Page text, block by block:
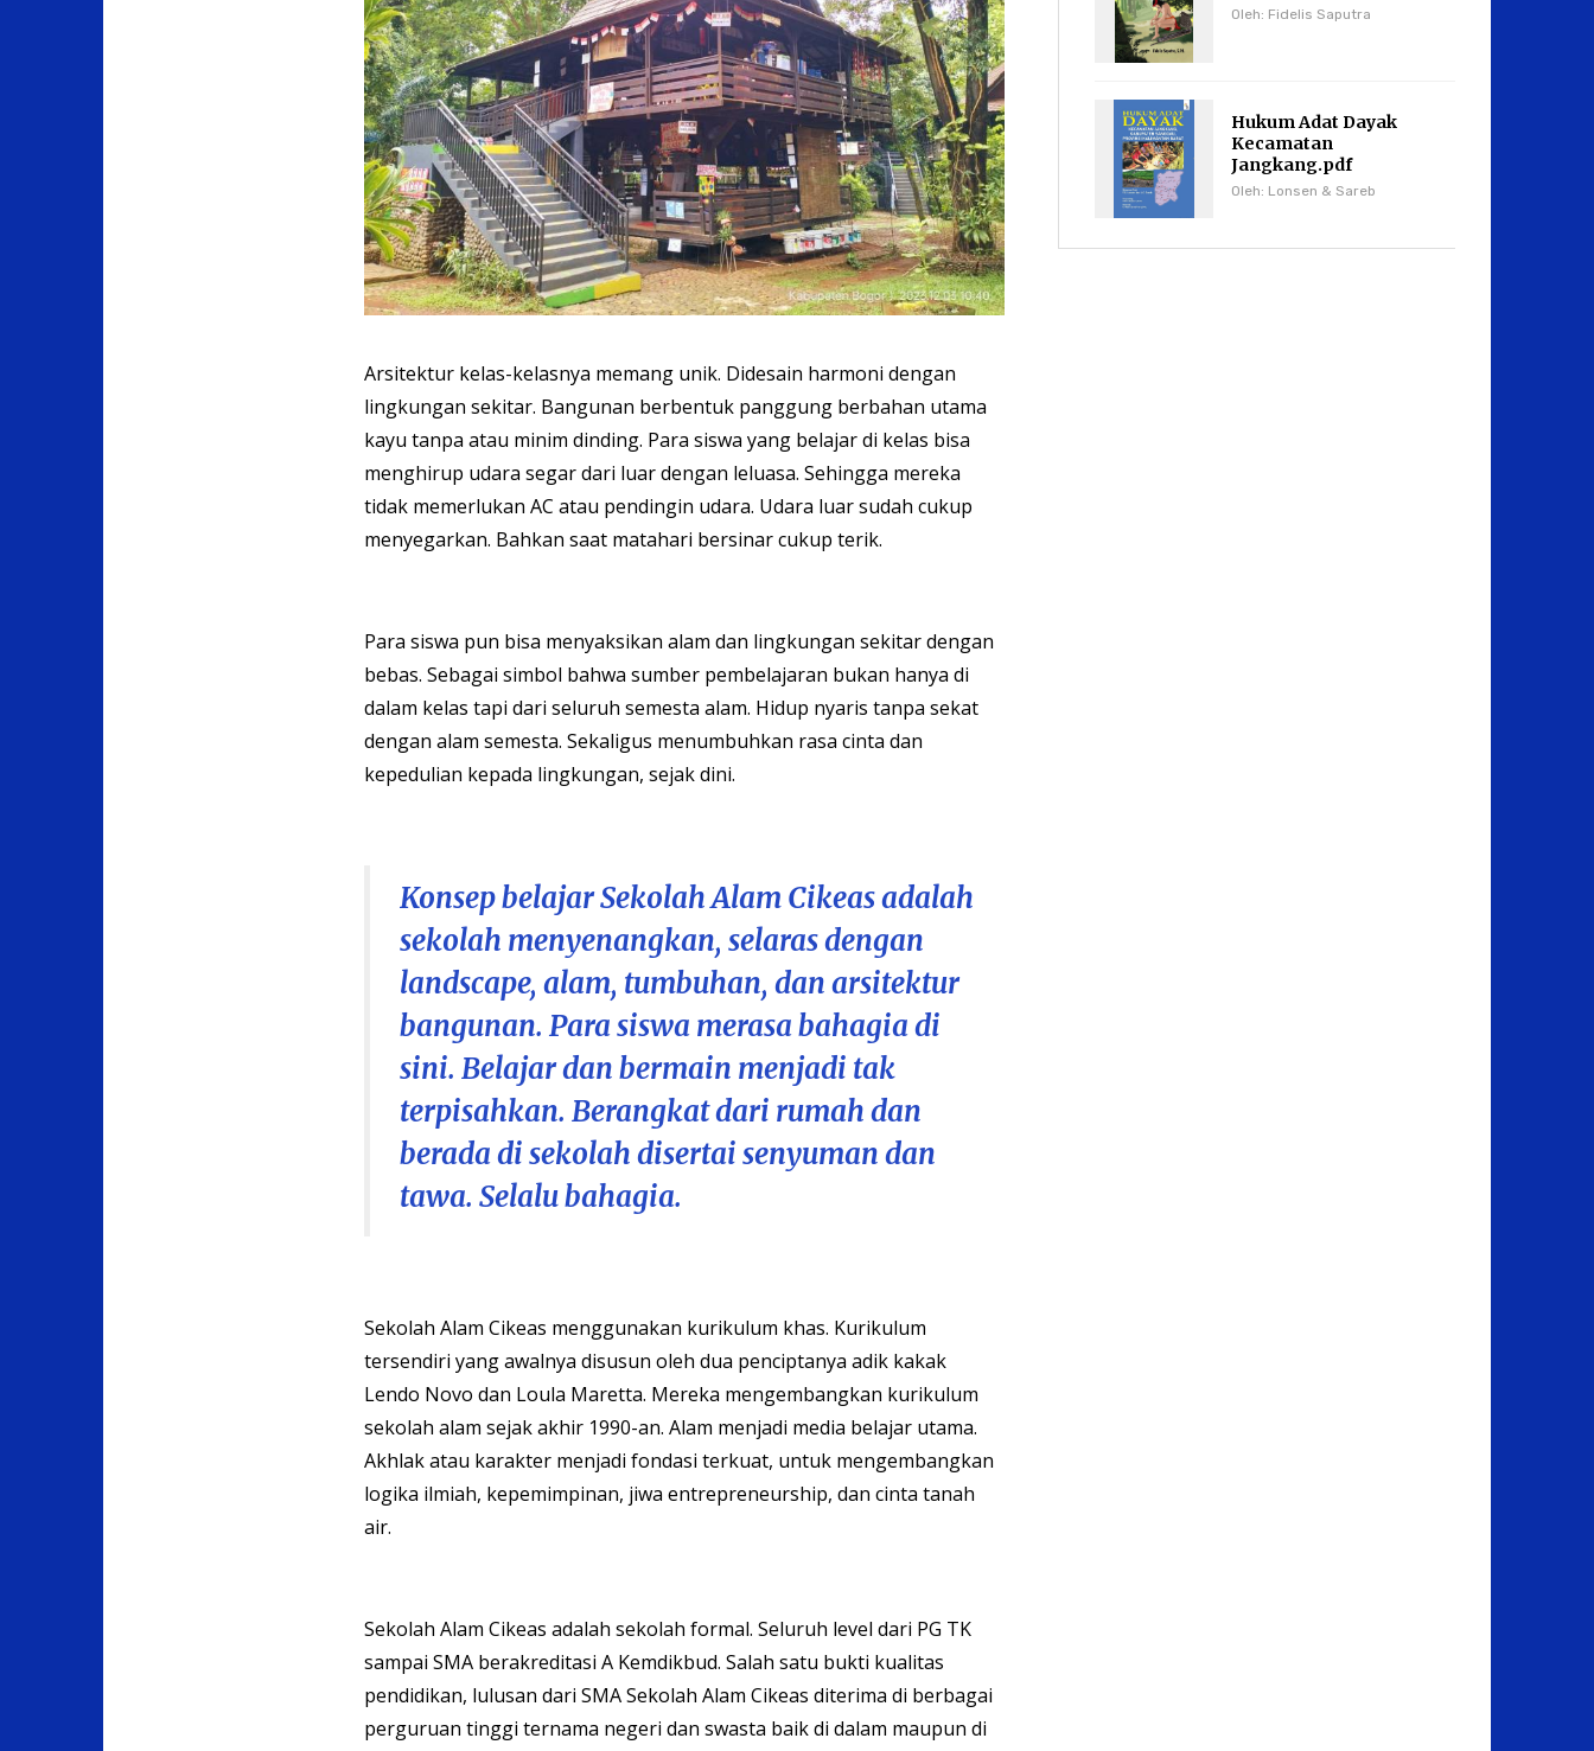
Arsitektur kelas-kelasnya memang unik. Didesain harmoni dengan
lingkungan sekitar. Bangunan berbentuk panggung berbahan utama
kayu tanpa atau minim dinding. Para siswa yang belajar di kelas bisa
menghirup udara segar dari luar dengan leluasa. Sehingga mereka
tidak memerlukan AC atau pendingin udara. Udara luar sudah cukup
menyegarkan. Bahkan saat matahari bersinar cukup terik.
Para siswa pun bisa menyaksikan alam dan lingkungan sekitar dengan
bebas. Sebagai simbol bahwa sumber pembelajaran bukan hanya di
dalam kelas tapi dari seluruh semesta alam. Hidup nyaris tanpa sekat
dengan alam semesta. Sekaligus menumbuhkan rasa cinta dan
kepedulian kepada lingkungan, sejak dini.
Konsep belajar Sekolah Alam Cikeas adalah
sekolah menyenangkan, selaras dengan
landscape, alam, tumbuhan, dan arsitektur
bangunan. Para siswa merasa bahagia di
sini. Belajar dan bermain menjadi tak
terpisahkan. Berangkat dari rumah dan
berada di sekolah disertai senyuman dan
tawa. Selalu bahagia.
Sekolah Alam Cikeas menggunakan kurikulum khas. Kurikulum
tersendiri yang awalnya disusun oleh dua penciptanya adik kakak
Lendo Novo dan Loula Maretta. Mereka mengembangkan kurikulum
sekolah alam sejak akhir 1990-an. Alam menjadi media belajar utama.
Akhlak atau karakter menjadi fondasi terkuat, untuk mengembangkan
logika ilmiah, kepemimpinan, jiwa entrepreneurship, dan cinta tanah
air.
Sekolah Alam Cikeas adalah sekolah formal. Seluruh level dari PG TK
sampai SMA berakreditasi A Kemdikbud. Salah satu bukti kualitas
pendidikan, lulusan dari SMA Sekolah Alam Cikeas diterima di berbagai
perguruan tinggi ternama negeri dan swasta baik di dalam maupun di
Oleh: Fidelis Saputra
Hukum Adat Dayak
Kecamatan
Jangkang.pdf
Oleh: Lonsen & Sareb